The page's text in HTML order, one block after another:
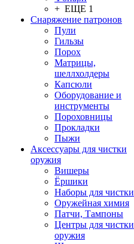
+ ЕЩЕ 1
Снаряжение патронов
Пули
Гильзы
Порох
Матрицы,
шеллхолдеры
Капсюли
Оборудование и
инструменты
Пороховницы
Прокладки
Пыжи
Аксессуары для чистки
оружия
Вишеры
Ёршики
Наборы для чистки
Оружейная химия
Патчи, Тампоны
Центры для чистки
оружия